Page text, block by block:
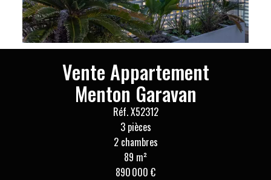
Vente Appartement
Menton Garavan
Réf. X52312
3 pièces
2 chambres
89 m²
890 000 €